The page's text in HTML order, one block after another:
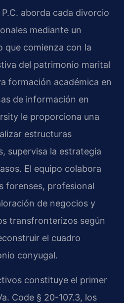
aborda cada divorcio
mediante un
que comienza con la
del patrimonio marital
formación académica en
de información en
le proporciona una
estructuras
supervisa la estrategia
El equipo colabora
forenses, profesional
de negocios y
transfronterizos según
el cuadro
conyugal.
constituye el primer
Code § 20-107.3, los